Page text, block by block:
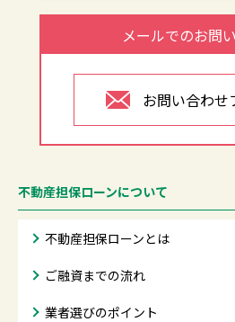
メールでのお問
お問い合わせ
不動産担保ローンについて
不動産担保ローンとは
ご融資までの流れ
業者選びのポイント